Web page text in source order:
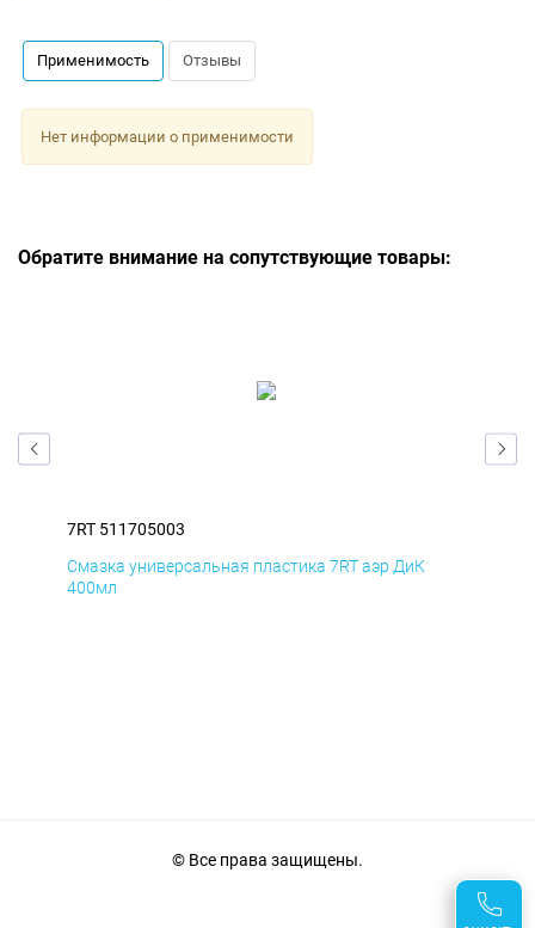
Применимость Отзывы
Нет информации о применимости
Обратите внимание на сопутствующие товары:
7RT 511705003
Смазка универсальная пластика 7RT аэр ДиК
400мл
© Все права защищены.